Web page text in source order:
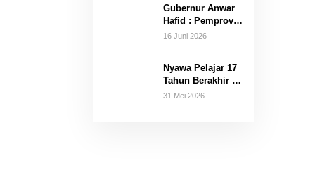
di 16 Kecamatan
Gubernur Anwar
Hafid : Pemprov
Hanya Terima
16 Juni 2026
Nyawa Pelajar 17
Tahun Berakhir Di
Tali Gantungan
31 Mei 2026